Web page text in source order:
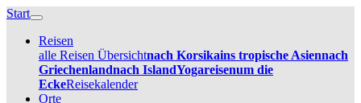
Start
Reisen
alle Reisen Übersichtnach Korsikains tropische Asiennach
Griechenlandnach IslandYogareisenum die
EckeReisekalender
Orte